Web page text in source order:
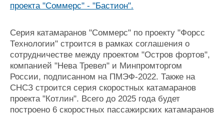
проекта "Соммерс" - "Бастион".
Серия катамаранов "Соммерс" по проекту "Форсс
Технологии" строится в рамках соглашения о
сотрудничестве между проектом "Остров фортов",
компанией "Нева Тревел" и Минпромторгом
России, подписанном на ПМЭФ-2022. Также на
СНСЗ строится серия скоростных катамаранов
проекта "Котлин". Всего до 2025 года будет
построено 6 скоростных пассажирских катамаранов